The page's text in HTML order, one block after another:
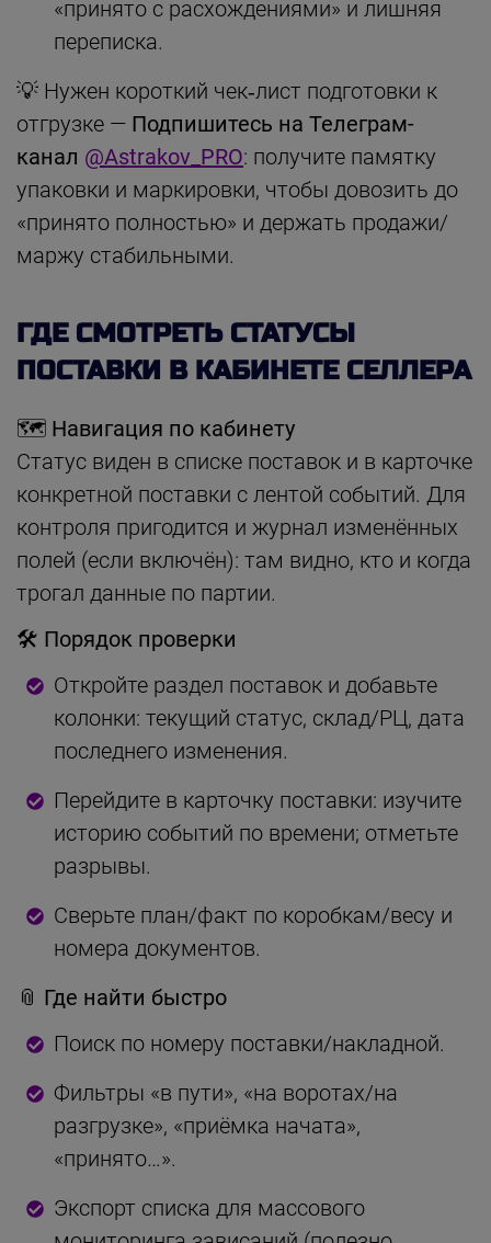
«принято с расхождениями» и лишняя
переписка.
💡 Нужен короткий чек‑лист подготовки к
отгрузке — Подпишитесь на Телеграм-
канал @Astrakov_PRO: получите памятку
упаковки и маркировки, чтобы довозить до
«принято полностью» и держать продажи/
маржу стабильными.
ГДЕ СМОТРЕТЬ СТАТУСЫ
ПОСТАВКИ В КАБИНЕТЕ СЕЛЛЕРА
🗺️ Навигация по кабинету
Статус виден в списке поставок и в карточке
конкретной поставки с лентой событий. Для
контроля пригодится и журнал изменённых
полей (если включён): там видно, кто и когда
трогал данные по партии.
🛠 Порядок проверки
Откройте раздел поставок и добавьте
колонки: текущий статус, склад/РЦ, дата
последнего изменения.
Перейдите в карточку поставки: изучите
историю событий по времени; отметьте
разрывы.
Сверьте план/факт по коробкам/весу и
номера документов.
📎 Где найти быстро
Поиск по номеру поставки/накладной.
Фильтры «в пути», «на воротах/на
разгрузке», «приёмка начата»,
«принято…».
Экспорт списка для массового